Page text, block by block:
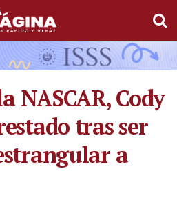
NASCAR, Cody
tras ser
a